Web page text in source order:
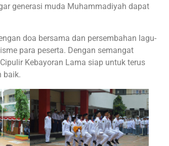
generasi muda Muhammadiyah dapat
doa bersama dan persembahan lagu-
para peserta. Dengan semangat
Kebayoran Lama siap untuk terus
baik.